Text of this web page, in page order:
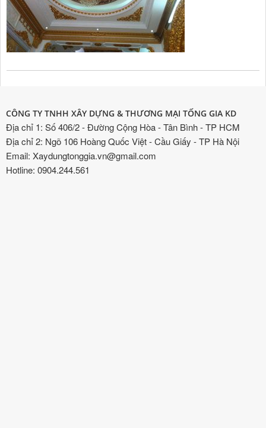
CÔNG TY TNHH XÂY DỰNG & THƯƠNG MẠI TỐNG GIA KD
Địa chỉ 1: Số 406/2 - Đường Cộng Hòa - Tân Bình - TP HCM
Địa chỉ 2: Ngõ 106 Hoàng Quốc Việt - Cầu Giấy - TP Hà Nội
Email: Xaydungtonggia.vn@gmail.com
Hotline: 0904.244.561